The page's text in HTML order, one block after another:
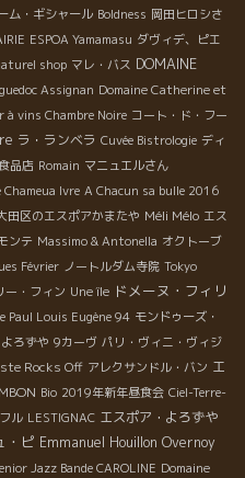
ム・ギシャール Boldness 岡田ヒロシさ
ESPOA Yamamasu ダヴィデ、ピエ
shop マレ・バス DOMAINE
Assignan Domaine Catherine et
à vins Chambre Noire コート・ド・フー
ラ・ランベラ Cuvée Bistrologie ディ
品店 Romain マニュエルさん
Chameua Ivre A Chacun sa bulle 2016
田区のエスポアかまたや Méli Mélo エス
ンテ Massimo & Antonella オクトーブ
Février ノートルダム寺院 Tokyo
ー・フィン Une île ドメーヌ・フィリ
Paul Louis Eugène 94 モンドゥーズ・
ろずや 9カーヴ パリ・ヴィニ・ヴィジ
Rocks Off アレクサンドル・バン エ
Bio 2019年新年昼食会 Ciel-Terre-
ル LESTIGNAC エスポア・よろずや
・ピ Emmanuel Houillon Overnoy
Jazz Bande CAROLINE Domaine